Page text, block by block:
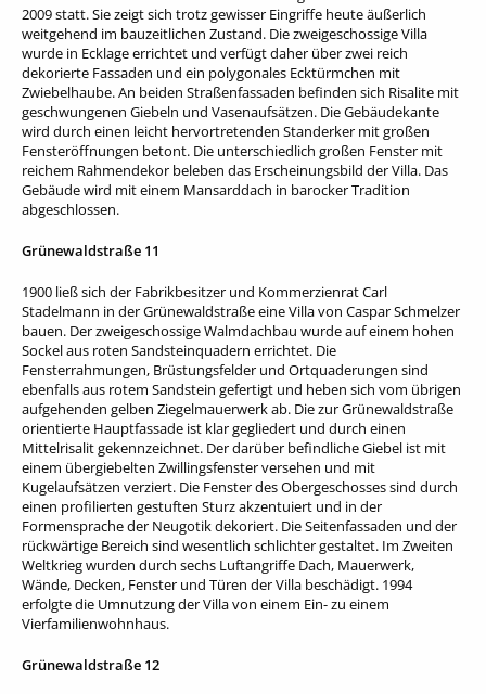
2009 statt. Sie zeigt sich trotz gewisser Eingriffe heute äußerlich
weitgehend im bauzeitlichen Zustand. Die zweigeschossige Villa
wurde in Ecklage errichtet und verfügt daher über zwei reich
dekorierte Fassaden und ein polygonales Ecktürmchen mit
Zwiebelhaube. An beiden Straßenfassaden befinden sich Risalite mit
geschwungenen Giebeln und Vasenaufsätzen. Die Gebäudekante
wird durch einen leicht hervortretenden Standerker mit großen
Fensteröffnungen betont. Die unterschiedlich großen Fenster mit
reichem Rahmendekor beleben das Erscheinungsbild der Villa. Das
Gebäude wird mit einem Mansarddach in barocker Tradition
abgeschlossen.
Grünewaldstraße 11
1900 ließ sich der Fabrikbesitzer und Kommerzienrat Carl
Stadelmann in der Grünewaldstraße eine Villa von Caspar Schmelzer
bauen. Der zweigeschossige Walmdachbau wurde auf einem hohen
Sockel aus roten Sandsteinquadern errichtet. Die
Fensterrahmungen, Brüstungsfelder und Ortquaderungen sind
ebenfalls aus rotem Sandstein gefertigt und heben sich vom übrigen
aufgehenden gelben Ziegelmauerwerk ab. Die zur Grünewaldstraße
orientierte Hauptfassade ist klar gegliedert und durch einen
Mittelrisalit gekennzeichnet. Der darüber befindliche Giebel ist mit
einem übergiebelten Zwillingsfenster versehen und mit
Kugelaufsätzen verziert. Die Fenster des Obergeschosses sind durch
einen profilierten gestuften Sturz akzentuiert und in der
Formensprache der Neugotik dekoriert. Die Seitenfassaden und der
rückwärtige Bereich sind wesentlich schlichter gestaltet. Im Zweiten
Weltkrieg wurden durch sechs Luftangriffe Dach, Mauerwerk,
Wände, Decken, Fenster und Türen der Villa beschädigt. 1994
erfolgte die Umnutzung der Villa von einem Ein- zu einem
Vierfamilienwohnhaus.
Grünewaldstraße 12